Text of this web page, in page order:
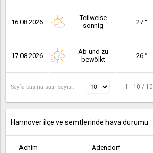
16.08.2026
Teilweise
sonnig
27 °
17.08.2026
Ab und zu
bewölkt
26 °
Sayfa başına satır sayısı: 1 - 10 / 10
Hannover ilçe ve semtlerinde hava durumu
Achim Adendorf